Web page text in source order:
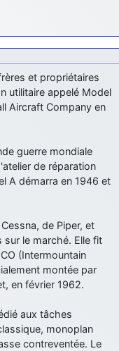
pas faire de mal !
après une prépa
devant toi
de première
savoir que faire après
nous aimerions avoir
l'air de la haute -volta
on… Merci à toi.
de personne
qui mettent le site
et propriétaires
utilitaire appelé Model
Aircraft Company en
guerre mondiale
de réparation
A démarra en 1946 et
de Piper, et
le marché. Elle fit
(Intermountain
montée par
en février 1962.
aux tâches
monoplan
contreventée. Le